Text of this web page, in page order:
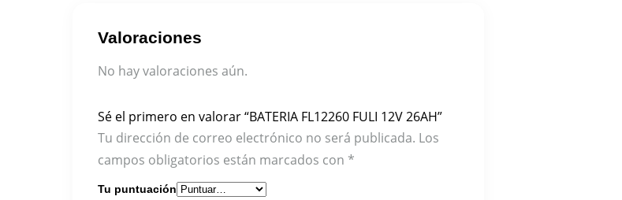
Valoraciones
No hay valoraciones aún.
Sé el primero en valorar “BATERIA FL12260 FULI 12V 26AH”
Tu dirección de correo electrónico no será publicada. Los
campos obligatorios están marcados con *
Tu puntuación